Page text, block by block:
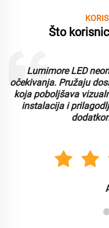
Što
Lumimore LED
očekivanja. Pružaju
koja poboljšava
instalacija i